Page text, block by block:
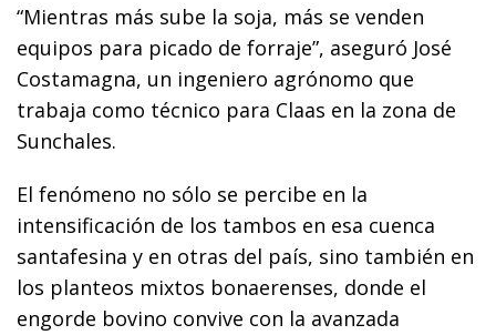
“Mientras más sube la soja, más se venden
equipos para picado de forraje”, aseguró José
Costamagna, un ingeniero agrónomo que
trabaja como técnico para Claas en la zona de
Sunchales.
El fenómeno no sólo se percibe en la
intensificación de los tambos en esa cuenca
santafesina y en otras del país, sino también en
los planteos mixtos bonaerenses, donde el
engorde bovino convive con la avanzada